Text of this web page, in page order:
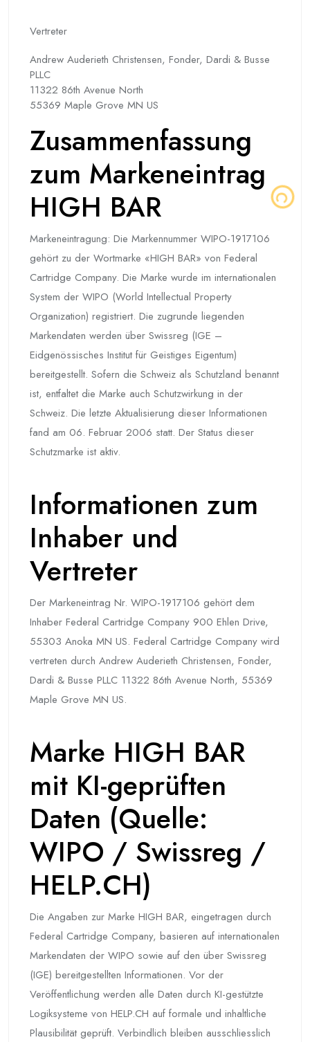
Vertreter
Andrew Auderieth Christensen, Fonder, Dardi & Busse
PLLC
11322 86th Avenue North
55369 Maple Grove MN US
Zusammenfassung
zum Markeneintrag
HIGH BAR
Markeneintragung: Die Markennummer WIPO-1917106
gehört zu der Wortmarke «HIGH BAR» von Federal
Cartridge Company. Die Marke wurde im internationalen
System der WIPO (World Intellectual Property
Organization) registriert. Die zugrunde liegenden
Markendaten werden über Swissreg (IGE –
Eidgenössisches Institut für Geistiges Eigentum)
bereitgestellt. Sofern die Schweiz als Schutzland benannt
ist, entfaltet die Marke auch Schutzwirkung in der
Schweiz. Die letzte Aktualisierung dieser Informationen
fand am 06. Februar 2006 statt. Der Status dieser
Schutzmarke ist aktiv.
Informationen zum
Inhaber und
Vertreter
Der Markeneintrag Nr. WIPO-1917106 gehört dem
Inhaber Federal Cartridge Company 900 Ehlen Drive,
55303 Anoka MN US. Federal Cartridge Company wird
vertreten durch Andrew Auderieth Christensen, Fonder,
Dardi & Busse PLLC 11322 86th Avenue North, 55369
Maple Grove MN US.
Marke HIGH BAR
mit KI-geprüften
Daten (Quelle:
WIPO / Swissreg /
HELP.CH)
Die Angaben zur Marke HIGH BAR, eingetragen durch
Federal Cartridge Company, basieren auf internationalen
Markendaten der WIPO sowie auf den über Swissreg
(IGE) bereitgestellten Informationen. Vor der
Veröffentlichung werden alle Daten durch KI-gestützte
Logiksysteme von HELP.CH auf formale und inhaltliche
Plausibilität geprüft. Verbindlich bleiben ausschliesslich